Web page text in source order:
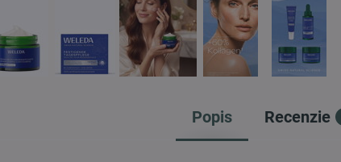
Popis Recenzie